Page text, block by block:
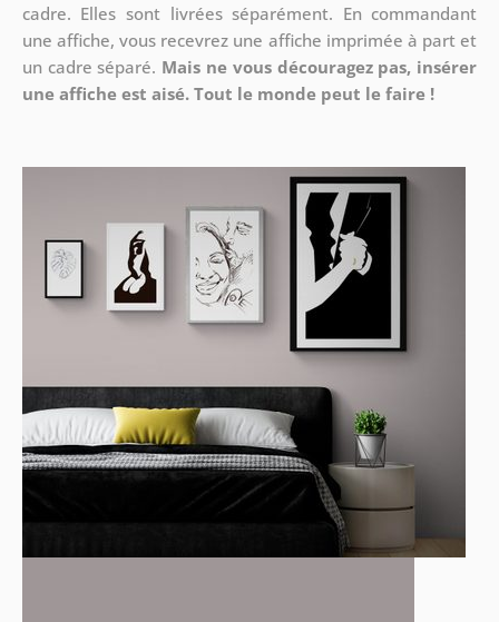
cadre. Elles sont livrées séparément. En commandant
une affiche, vous recevrez une affiche imprimée à part et
un cadre séparé. Mais ne vous découragez pas, insérer
une affiche est aisé. Tout le monde peut le faire !